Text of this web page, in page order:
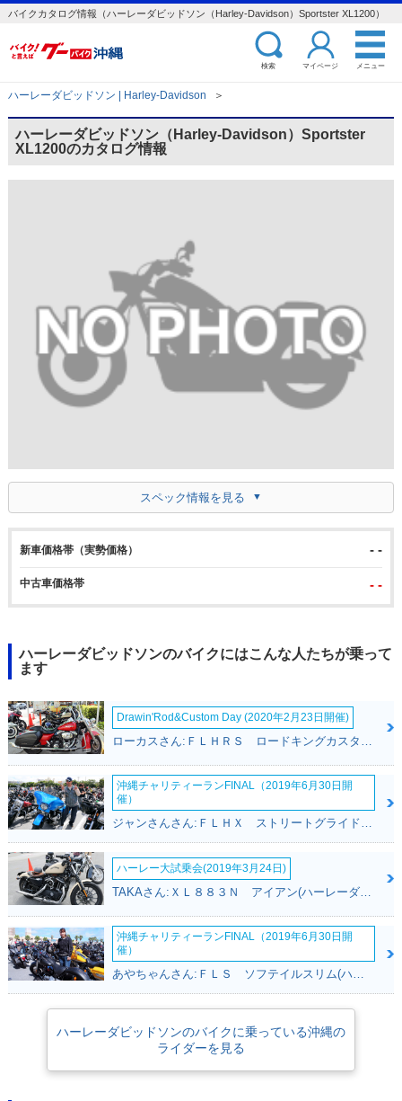
バイクカタログ情報（ハーレーダビッドソン（Harley-Davidson）Sportster XL1200）
検索 マイページ メニュー
ハーレーダビッドソン | Harley-Davidson ＞
ハーレーダビッドソン（Harley-Davidson）Sportster
XL1200のカタログ情報
スペック情報を見る
新車価格帯（実勢価格） - -
中古車価格帯 - -
ハーレーダビッドソンのバイクにはこんな人たちが乗って
ます
Drawin'Rod&Custom Day (2020年2月23日開催)
沖縄チャリティーランFINAL（2019年6月30日開
催）
ジャンさんさん:ＦＬＨＸ ストリートグライド(ハーレーダビッドソン)
ハーレー大試乗会(2019年3月24日)
沖縄チャリティーランFINAL（2019年6月30日開
催）
あやちゃんさん:ＦＬＳ ソフテイルスリム(ハーレーダビッドソン)
ハーレーダビッドソンのバイクに乗っている沖縄の
ライダーを見る